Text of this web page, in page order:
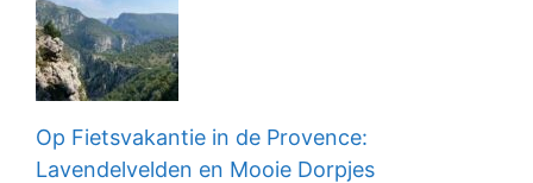
Op Fietsvakantie in de Provence:
Lavendelvelden en Mooie Dorpjes